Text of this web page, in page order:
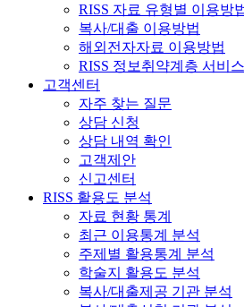
RISS 자료 유형별 이용방
복사/대출 이용방법
해외전자자료 이용방법
RISS 정보취약계층 서비
고객센터
자주 찾는 질문
상담 신청
상담 내역 확인
고객제안
신고센터
RISS 활용도 분석
자료 현황 통계
최근 이용통계 분석
주제별 활용통계 분석
학술지 활용도 분석
복사/대출제공 기관 분석